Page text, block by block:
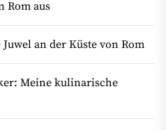
Rom aus
an der Küste von Rom
Meine kulinarische